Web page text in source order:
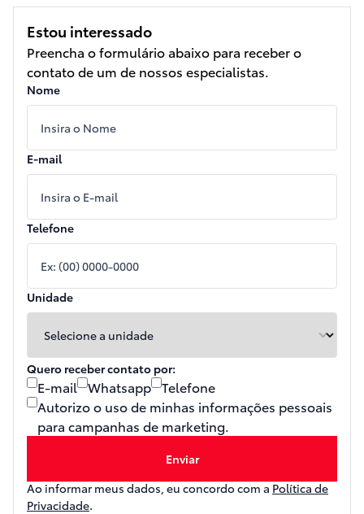
Estou interessado
Preencha o formulário abaixo para receber o
contato de um de nossos especialistas.
Nome
E-mail
Telefone
Unidade
Quero receber contato por:
E-mail Whatsapp Telefone
Autorizo o uso de minhas informações pessoais
para campanhas de marketing.
Enviar
Ao informar meus dados, eu concordo com aPolítica de
Privacidade.